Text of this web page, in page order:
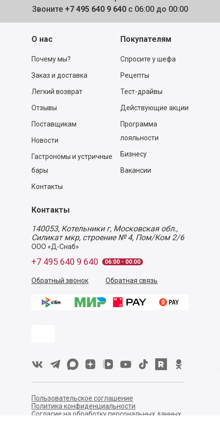
Звоните +7 495 640 9 640 с 06:00 до 00:00
О нас
Почему мы?
Заказ и доставка
Легкий возврат
Отзывы
Поставщикам
Новости
Гастрономы и устричные
бары
Контакты
Покупателям
Спросите у шефа
Рецепты
Тест-драйвы
Действующие акции
Программа
лояльности
Бизнесу
Вакансии
Контакты
140053, Котельники г, Московская обл.,
Силикат мкр, строение № 4, Пом/Ком 2/6
ООО «Д-Снаб»
+7 495 640 9 640 06:00 - 00:00
Обратный звонок Обратная связь
Пользовательское соглашение
Политика конфиденциальности
Согласие на обработку персональных данных